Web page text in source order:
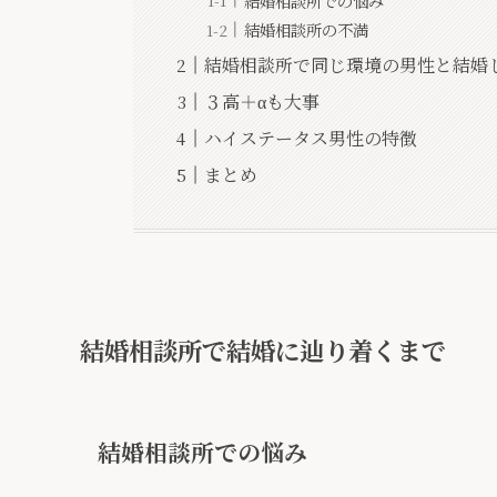
結婚相談所の不満
結婚相談所で同じ環境の男性と結婚
３高＋αも大事
ハイステータス男性の特徴
まとめ
結婚相談所で結婚に辿り着くまで
結婚相談所での悩み